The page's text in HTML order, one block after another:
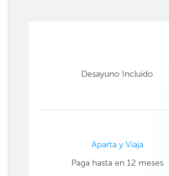
Desayuno Incluido
Aparta y Viaja
Paga hasta en 12 meses